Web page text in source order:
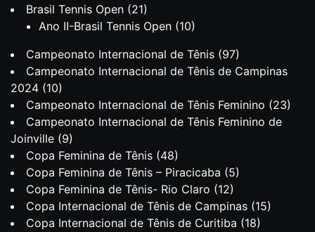
Brasil Tennis Open (21)
Ano II-Brasil Tennis Open (10)
Campeonato Internacional de Tênis (97)
Campeonato Internacional de Tênis de Campinas
2024 (10)
Campeonato Internacional de Tênis Feminino (23)
Campeonato Internacional de Tênis Feminino de
Joinville (9)
Copa Feminina de Tênis (48)
Copa Feminina de Tênis – Piracicaba (5)
Copa Feminina de Tênis- Rio Claro (12)
Copa Internacional de Tênis de Campinas (15)
Copa Internacional de Tênis de Curitiba (18)